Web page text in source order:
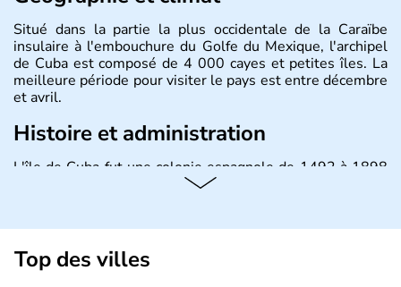
Situé dans la partie la plus occidentale de la Caraïbe
insulaire à l'embouchure du Golfe du Mexique, l'archipel
de Cuba est composé de 4 000 cayes et petites îles. La
meilleure période pour visiter le pays est entre décembre
et avril.
Histoire et administration
L'île de Cuba fut une colonie espagnole de 1492 à 1898
puis un Territoire des Etats-Unis jusqu'en 1902. Le 17
dirigé par le Parti communiste. Le pays est cependant
considéré comme une dictature par ses opposants.
Aujourd'hui, l'embargo américain a été assoupli et le
Top des villes